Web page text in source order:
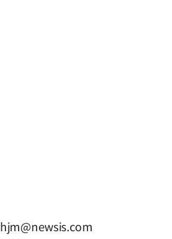
hjm@newsis.com